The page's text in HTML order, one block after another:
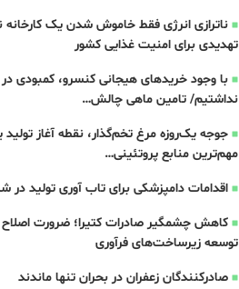
ناترازی انرژی فقط خاموش شدن یک
تهدیدی برای امنیت غذایی کشور
با وجود خریدهای هیجانی کنسرو، کمبودی
نداشتیم/ تامین ماهی چالش…
جوجه یک‌روزه مرغ تخم‌گذار، نقطه آغاز تولید
مهم‌ترین منابع پروتئینی…
اقدامات دامپزشکی برای تاب آوری تولید در
کاهش چشمگیر صادرات کتیرا؛ ضرورت اصلاح
توسعه زیرساخت‌های فرآوری
صادرکنندگان زعفران در بحران تنها ماندند